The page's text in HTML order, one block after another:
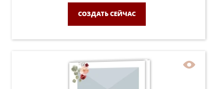
СОЗДАТЬ СЕЙЧАС